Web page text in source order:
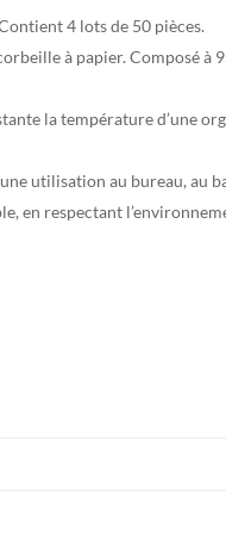
4 lots de 50 pièces.
à papier. Composé à
la température d’une
utilisation au bureau, au
en respectant